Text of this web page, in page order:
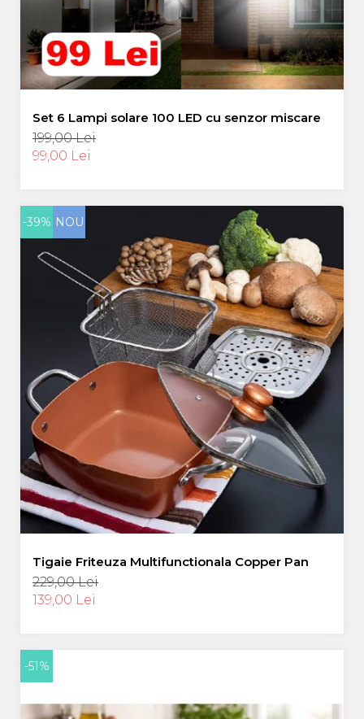
Set 6 Lampi solare 100 LED cu senzor miscare
199,00 Lei
99,00 Lei
-39% NOU
Tigaie Friteuza Multifunctionala Copper Pan
229,00 Lei
139,00 Lei
-51%